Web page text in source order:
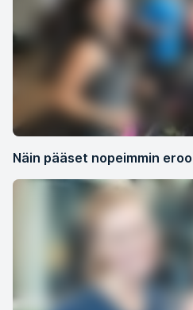
Näin pääset nopeimmin